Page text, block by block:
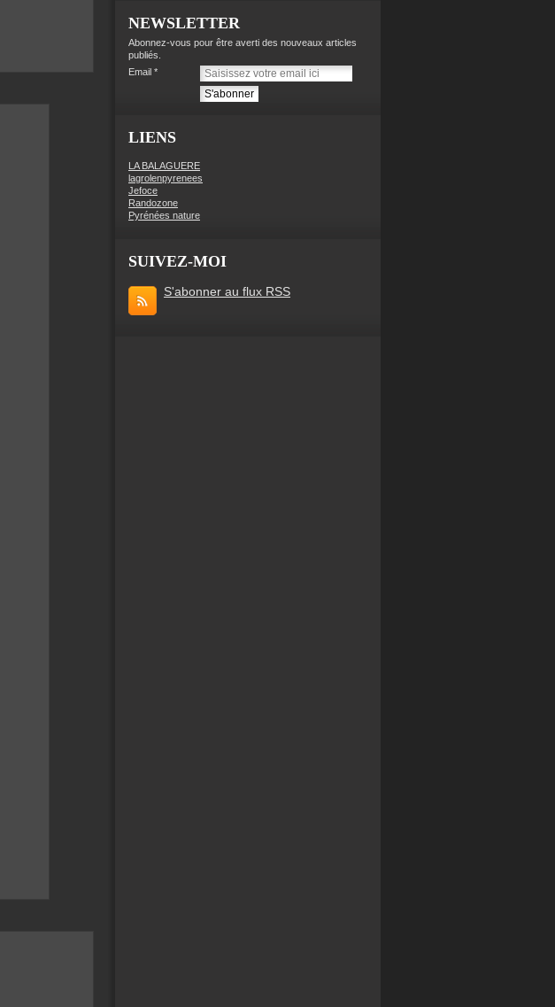
NEWSLETTER
Abonnez-vous pour être averti des nouveaux articles
publiés.
Email
LIENS
LA BALAGUERE
lagrolenpyrenees
Jefoce
Randozone
Pyrénées nature
SUIVEZ-MOI
S'abonner au flux RSS